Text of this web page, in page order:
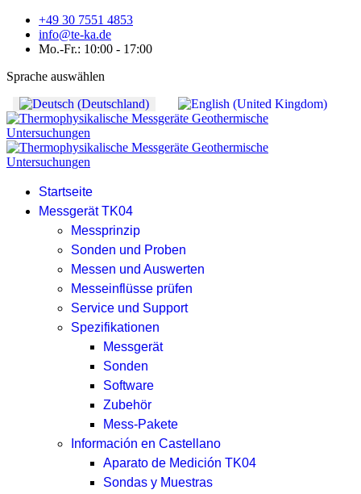
+49 30 7551 4853
info@te-ka.de
Mo.-Fr.: 10:00 - 17:00
Sprache auswählen
Startseite
Messgerät TK04
Messprinzip
Sonden und Proben
Messen und Auswerten
Messeinflüsse prüfen
Service und Support
Spezifikationen
Messgerät
Sonden
Software
Zubehör
Mess-Pakete
Información en Castellano
Aparato de Medición TK04
Sondas y Muestras